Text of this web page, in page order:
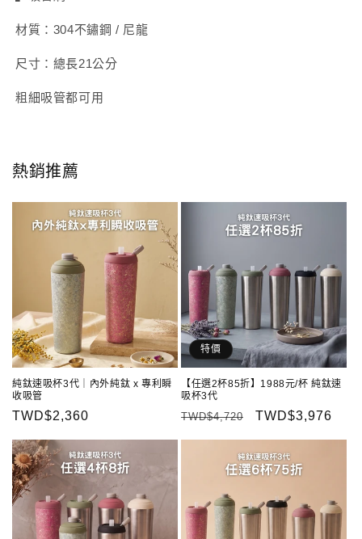
材質：304不鏽鋼 / 尼龍
尺寸：總長21公分
粗細吸管都可用
熱銷推薦
純鈦速吸杯3代｜內外純鈦 x 專利瞬
收吸管
定
TWD$2,360
特價
【任選2杯85折】1988元/杯 純鈦速
吸杯3代
定
TWD$4,720
售
TWD$3,976